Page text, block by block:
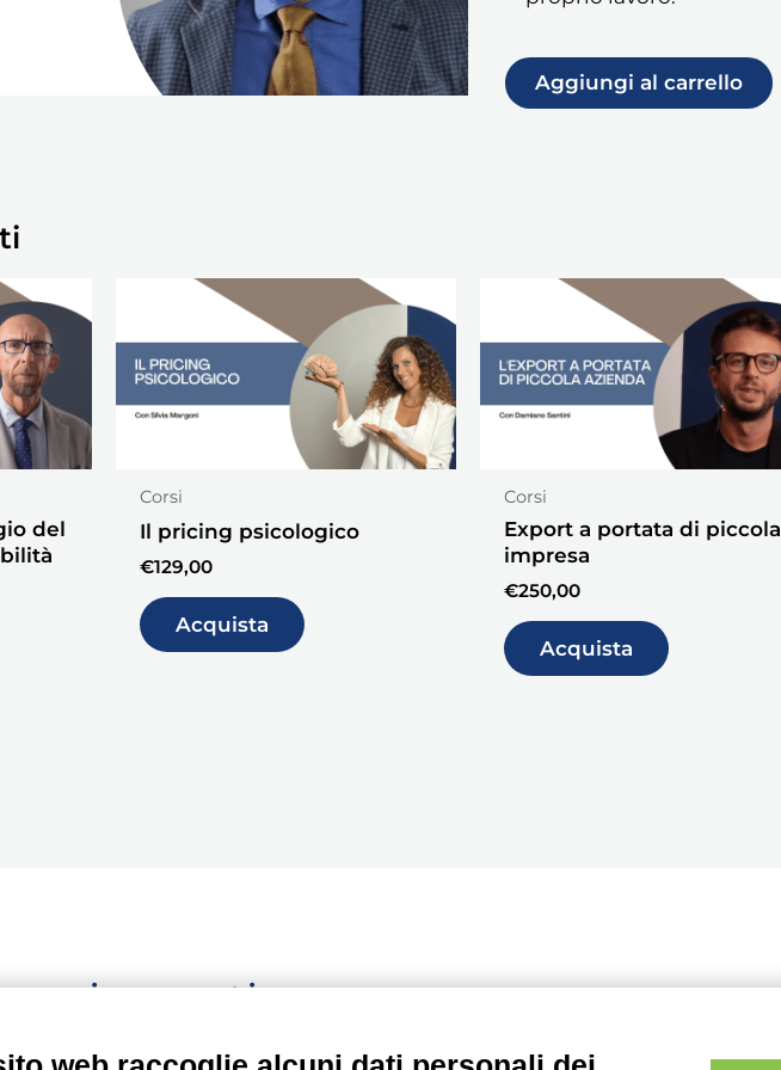
Aggiungi al carrello
del
Corsi
Il pricing psicologico
€129,00
Acquista
Corsi
Export a portata di piccola
impresa
€250,00
Acquista
in continuo